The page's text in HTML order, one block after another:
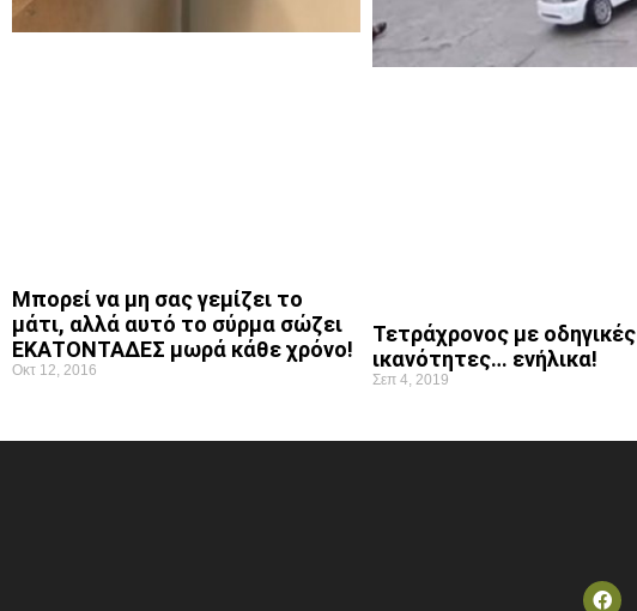
Μπορεί να μη σας γεμίζει το
μάτι, αλλά αυτό το σύρμα σώζει
ΕΚΑΤΟΝΤΑΔΕΣ μωρά κάθε χρόνο!
Οκτ 12, 2016
Τετράχρονος με οδηγικές
ικανότητες… ενήλικα!
Σεπ 4, 2019